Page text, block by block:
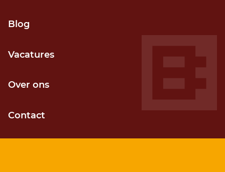
Blog
Vacatures
Over ons
Contact
Kostenefficiënt